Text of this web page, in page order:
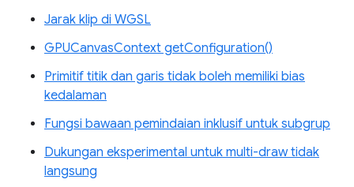
Jarak klip di WGSL
GPUCanvasContext getConfiguration()
Primitif titik dan garis tidak boleh memiliki bias
kedalaman
Fungsi bawaan pemindaian inklusif untuk subgrup
Dukungan eksperimental untuk multi-draw tidak
langsung